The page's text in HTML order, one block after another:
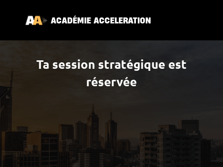
ACADÉMIE ACCELERATION
Ta session stratégique est
réservée